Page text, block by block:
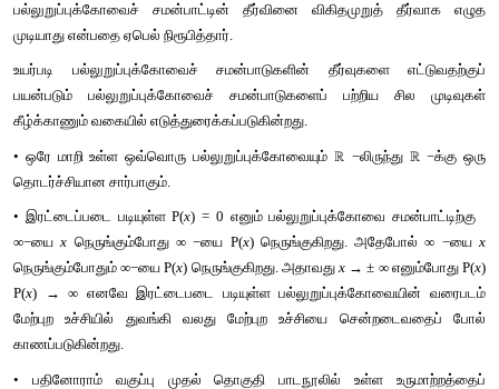
இத்தகைய சோதித்து அறிதல் முயற்சி மூலங்களைக் கண்டறிய
இருக்காது.
நான்கு அடிப்படை கணித செயற்பாடுகளான
வகுத்தல் ) மற்றும் விகிதமுறு அடுக்கேற்றம் (வர்க்கம், கனம்,
கனமூலம் போன்ற விகிதமுறுஎண்
பயன்படுத்தி
எழுதப்படும் பல்லுறுப்புக்கோவை சமன்பாட்டின்
அடுக்குத்
தீர்வு எனப்படும். ஐந்தாம் படி மற்றும் அதற்கு
பல்லுறுப்புக்கோவைச்
சமன்பாட்டின் தீர்வினை விகிதமுறுத்
முடியாது என்பதை ஏபெல் நிரூபித்தார்.